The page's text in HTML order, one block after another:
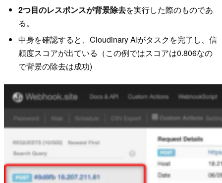
2つ目のレスポンスが背景除去を実行した際のものであ
る。
中身を確認すると、Cloudinary AIがタスクを完了し、信
頼度スコアが出ている（この例ではスコアは0.806なの
で背景の除去は成功)